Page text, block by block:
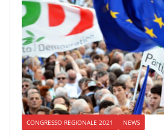
CONGRESSO REGIONALE 2021 NEWS